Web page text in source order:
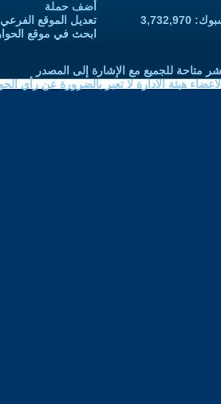
أضف حملة
تعديل الموقع
ابحث في موقع
متاحة للجميع مع الإشارة إلى المصدر
هيئة الادارة لا تعبر بالضرورة عن رأي